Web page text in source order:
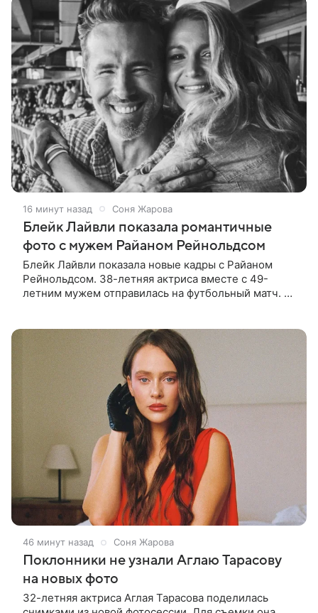
16 минут назад Соня Жарова
Блейк Лайвли показала романтичные
фото с мужем Райаном Рейнольдсом
Блейк Лайвли показала новые кадры с Райаном
Рейнольдсом. 38-летняя актриса вместе с 49-
летним мужем отправилась на футбольный матч. На
46 минут назад Соня Жарова
Поклонники не узнали Аглаю Тарасову
на новых фото
32-летняя актриса Аглая Тарасова поделилась